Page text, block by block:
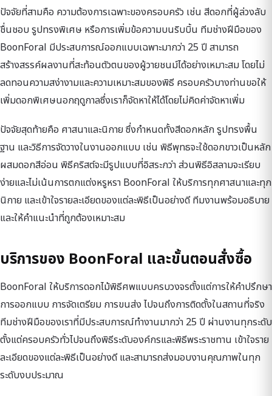
ปัจจัยที่สามคือ ความต้องการเฉพาะของครอบครัว เช่น สีดอกที่ผู้ล่วงลับ
ชื่นชอบ รูปทรงพิเศษ หรือการเพิ่มข้อความบนริบบิ้น ทีมช่างฝีมือของ
BoonForal มีประสบการณ์ออกแบบเฉพาะมากว่า 25 ปี สามารถ
สร้างสรรค์ผลงานที่สะท้อนตัวตนของผู้วายชนม์ได้อย่างเหมาะสม โดยไม่
ลดทอนความสง่างามและความเหมาะสมของพิธี ครอบครัวบางท่านขอให้
เพิ่มดอกพิเศษนอกฤดูกาลซึ่งเราก็จัดหาให้ได้โดยไม่คิดค่าจัดหาเพิ่ม
ปัจจัยสุดท้ายคือ ศาสนาและนิกาย ซึ่งกำหนดทั้งสีดอกหลัก รูปทรงพื้น
ฐาน และวิธีการจัดวางในงานออกแบบ เช่น พิธีพุทธจะใช้ดอกขาวเป็นหลัก
ผสมดอกสีอ่อน พิธีคริสต์จะมีรูปแบบที่อิสระกว่า ส่วนพิธีอิสลามจะเรียบ
ง่ายและไม่เน้นการตกแต่งหรูหรา BoonForal ให้บริการทุกศาสนาและทุก
นิกาย และเข้าใจรายละเอียดของแต่ละพิธีเป็นอย่างดี ทีมงานพร้อมอธิบาย
และให้คำแนะนำที่ถูกต้องเหมาะสม
บริการของ BoonForal และขั้นตอนสั่งซื้อ
BoonForal ให้บริการดอกไม้พิธีศพแบบครบวงจรตั้งแต่การให้คำปรึกษา
การออกแบบ การจัดเตรียม การขนส่ง ไปจนถึงการติดตั้งในสถานที่จริง
ทีมช่างฝีมือของเราที่มีประสบการณ์ทำงานมากว่า 25 ปี ผ่านงานทุกระดับ
ตั้งแต่ครอบครัวทั่วไปจนถึงพิธีระดับองค์กรและพิธีพระราชทาน เข้าใจราย
ละเอียดของแต่ละพิธีเป็นอย่างดี และสามารถส่งมอบงานคุณภาพในทุก
ระดับงบประมาณ